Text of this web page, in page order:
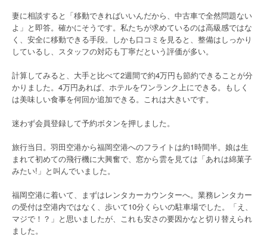
妻に相談すると「移動できればいいんだから、中古車で全然問題ない
よ」と即答。確かにそうです。私たちが求めているのは高級感ではな
く、安全に移動できる手段。しかも口コミを見ると、整備はしっかり
しているし、スタッフの対応も丁寧だという評価が多い。
計算してみると、大手と比べて2週間で約4万円も節約できることが分
かりました。4万円あれば、ホテルをワンランク上にできる。もしく
は美味しい食事を何回か追加できる。これは大きいです。
迷わず会員登録して予約ボタンを押しました。
旅行当日。羽田空港から福岡空港へのフライトは約1時間半。娘は生
まれて初めての飛行機に大興奮で、窓から雲を見ては「あれは綿菓子
みたい!」と叫んでいました。
福岡空港に着いて、まずはレンタカーカウンターへ。業務レンタカー
の受付は空港内ではなく、歩いて10分くらいの駐車場でした。「え、
マジで！？」と思いましたが、これも安さの要因かなと切り替えられ
ました。